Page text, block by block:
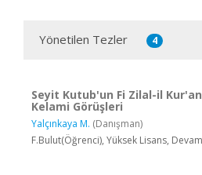
Yönetilen Tezler 4
Seyit Kutub'un Fi Zilal-il
Kelami Görüşleri
Yalçınkaya M. (Danışman)
F.Bulut(Öğrenci), Yüksek Lisans,